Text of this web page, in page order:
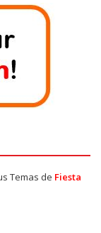
Temas de Fiesta